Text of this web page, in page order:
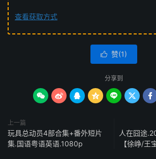
查看获取方式
 赞(1)
分享到
      
上一篇
玩具总动员4部合集+番外短片
集.国语粤语英语.1080p
人在囧途
【徐峥/王